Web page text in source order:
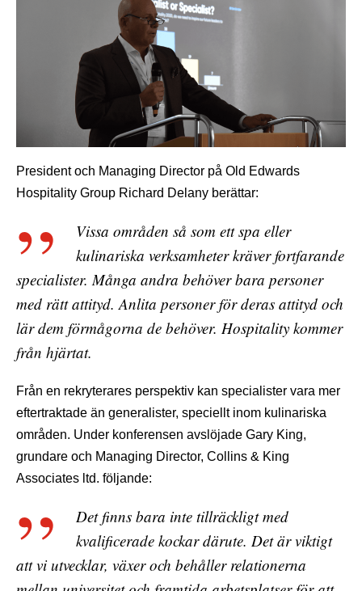
President och Managing Director på Old Edwards
Hospitality Group Richard Delany berättar:
Vissa områden så som ett spa eller
kulinariska verksamheter kräver fortfarande
specialister. Många andra behöver bara personer
med rätt attityd. Anlita personer för deras attityd och
lär dem förmågorna de behöver. Hospitality kommer
från hjärtat.
Från en rekryterares perspektiv kan specialister vara mer
eftertraktade än generalister, speciellt inom kulinariska
områden. Under konferensen avslöjade Gary King,
grundare och Managing Director, Collins & King
Associates ltd. följande:
Det finns bara inte tillräckligt med
kvalificerade kockar därute. Det är viktigt
att vi utvecklar, växer och behåller relationerna